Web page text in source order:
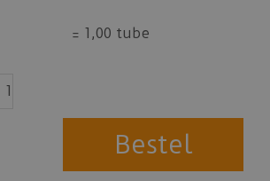
= 1,00 tube